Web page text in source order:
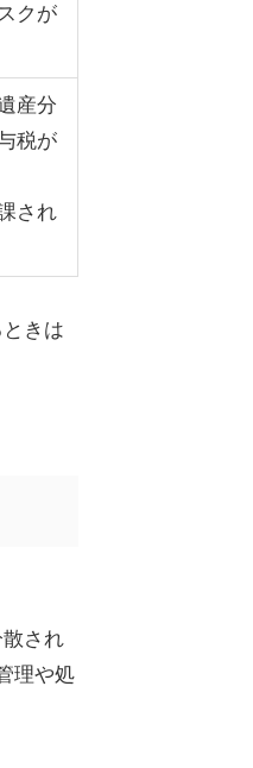
クが
産分
税が
され
きは
され
理や処